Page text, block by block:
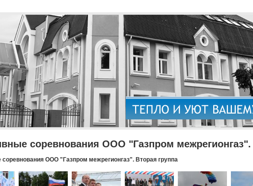
соревнования ООО "Газпром межрегионгаз".
ООО "Газпром межрегионгаз". Вторая группа